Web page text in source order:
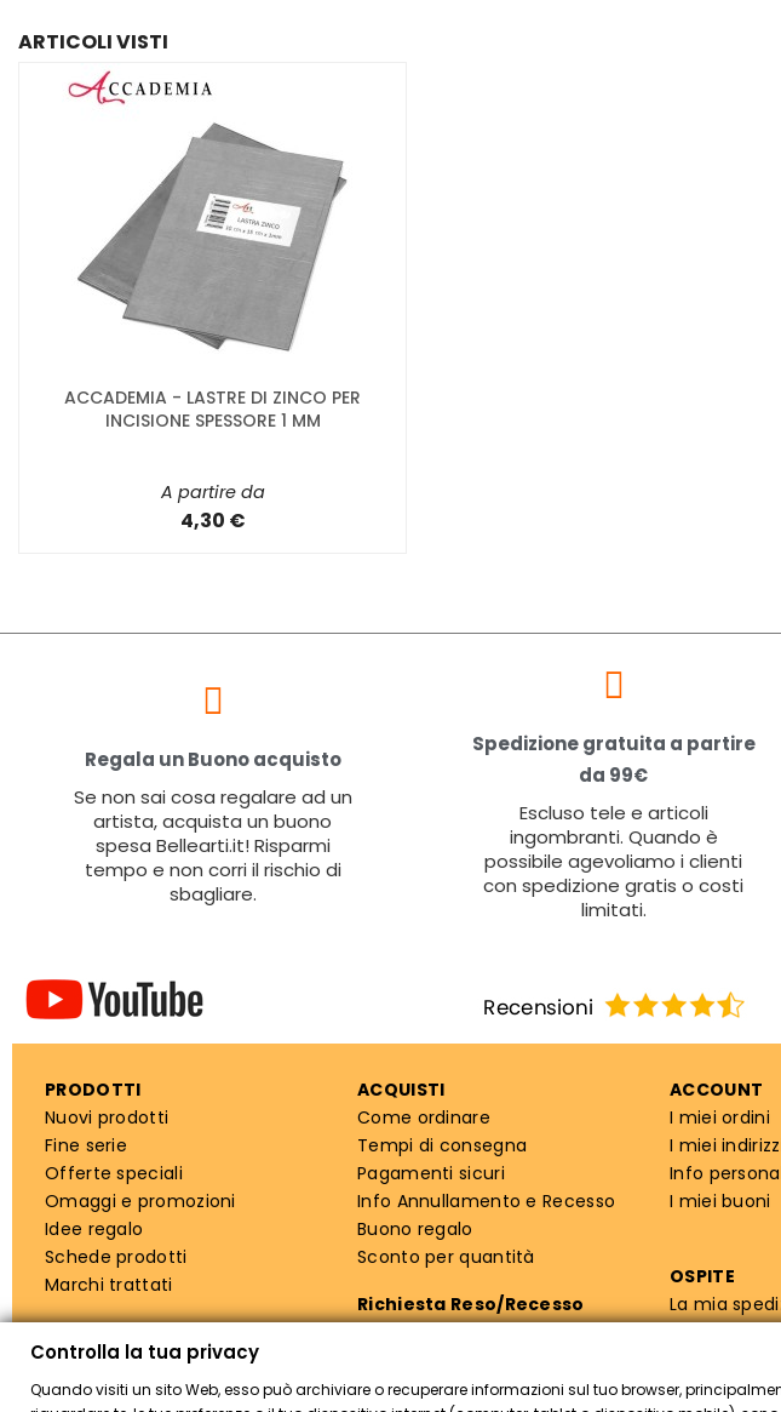
ARTICOLI VISTI
ACCADEMIA - LASTRE DI ZINCO PER
INCISIONE SPESSORE 1 MM
A partire da
4,30 €
Regala un Buono acquisto
Se non sai cosa regalare ad un
artista, acquista un buono
spesa Bellearti.it! Risparmi
tempo e non corri il rischio di
sbagliare.
Spedizione gratuita a partire
da 99€
Escluso tele e articoli
ingombranti. Quando è
possibile agevoliamo i clienti
con spedizione gratis o costi
limitati.
PRODOTTI
Nuovi prodotti
Fine serie
Offerte speciali
Omaggi e promozioni
Idee regalo
Schede prodotti
Marchi trattati
ACQUISTI
Come ordinare
Tempi di consegna
Pagamenti sicuri
Info Annullamento e Recesso
Buono regalo
Sconto per quantità
Richiesta Reso/Recesso
ACCOUNT
I miei ordini
I miei
Info
I miei buoni
OSPITE
La mia
Controlla la tua privacy
Quando visiti un sito Web, esso può archiviare o recuperare informazioni sul tuo browser,